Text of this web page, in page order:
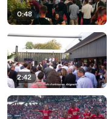
0:48
2:42